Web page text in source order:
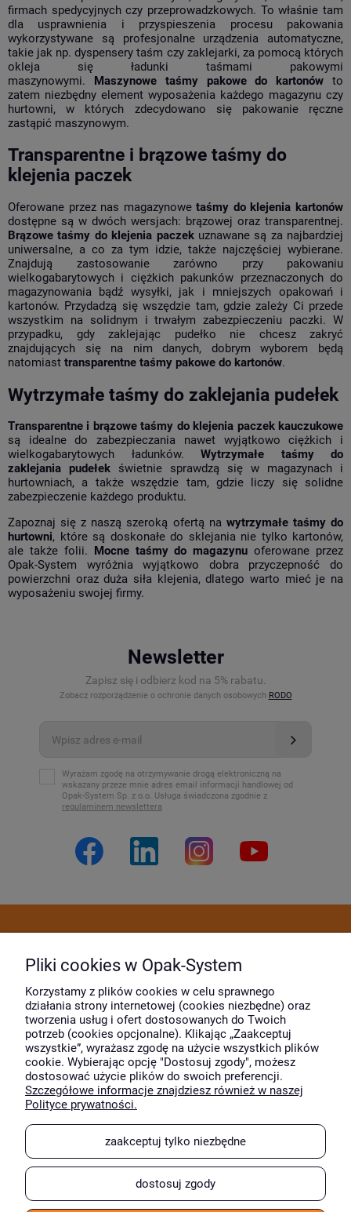
firmach spedycyjnych czy przeprowadzkowych. To właśnie tam
dla usprawnienia i przyspieszenia procesu pakowania
wykorzystywane są profesjonalne urządzenia automatyczne,
takie jak np. dyspensery taśm czy zaklejarki, za pomocą których
okleja się ładunki taśmami pakowymi
maszynowymi. Maszynowe taśmy pakowe do kartonów to
zatem niezbędny element wyposażenia każdego magazynu czy
hurtowni, w których zdecydowano się pakowanie ręczne
zastąpić maszynowym.
Transparentne i brązowe taśmy do
klejenia paczek
Oferowane przez nas magazynowetaśmy do klejenia kartonów
dostępne są w dwóch wersjach: brązowej oraz transparentnej.
Brązowe taśmy do klejenia paczekuznawane są za najbardziej
uniwersalne, a co za tym idzie, także najczęściej wybierane.
Znajdują zastosowanie zarówno przy pakowaniu
wielkogabarytowych i ciężkich pakunków przeznaczonych do
magazynowania bądź wysyłki, jak i mniejszych opakowań i
kartonów. Przydadzą się wszędzie tam, gdzie zależy Ci przede
wszystkim na solidnym i trwałym zabezpieczeniu paczki. W
przypadku, gdy zaklejając pudełko nie chcesz zakryć
znajdujących się na nim danych, dobrym wyborem będą
natomiast transparentne taśmy pakowe do kartonów.
Wytrzymałe taśmy do zaklejania pudełek
Transparentne i brązowe taśmy do klejenia paczek kauczukowe
są idealne do zabezpieczania nawet wyjątkowo ciężkich i
wielkogabarytowych ładunków. Wytrzymałe taśmy do
zaklejania pudełek świetnie sprawdzą się w magazynach i
hurtowniach, a także wszędzie tam, gdzie liczy się solidne
zabezpieczenie każdego produktu.
Zapoznaj się z naszą szeroką ofertą na wytrzymałe taśmy do
hurtowni, które są doskonałe do sklejania nie tylko kartonów,
ale także folii.
Mocne taśmy do magazynu oferowane przez
Opak-System wyróżnia wyjątkowo dobra przyczepność do
powierzchni oraz duża siła klejenia, dlatego warto mieć je na
wyposażeniu swojej firmy.
Newsletter
Zapisz się i odbierz kod na 5% rabatu.
Zobacz rozporządzenie o ochronie danych osobowych RODO
Wyrażam zgodę na otrzymywanie drogą elektroniczną na
wskazany przeze mnie adres email informacji handlowej od
Opak-System Sp. z o.o. Usługa świadczona zgodnie z
regulaminem newslettera
Moje konto
O firmie
Wyróżnili nas
Pliki cookies w Opak-System
Korzystamy z plików cookies w celu sprawnego
działania strony internetowej (cookies niezbędne) oraz
tworzenia usług i ofert dostosowanych do Twoich
potrzeb (cookies opcjonalne). Klikając „Zaakceptuj
wszystkie”, wyrażasz zgodę na użycie wszystkich plików
cookie. Wybierając opcję "Dostosuj zgody", możesz
dostosować użycie plików do swoich preferencji.
Szczegółowe informacje znajdziesz również w naszej
Polityce prywatności.
zaakceptuj tylko niezbędne
dostosuj zgody